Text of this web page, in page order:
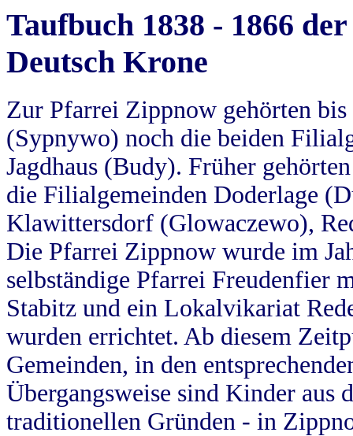
Taufbuch 1838 - 1866
Deutsch Krone
Zur Pfarrei Zippnow gehörten
(Sypnywo) noch die beiden
Jagdhaus (Budy). Früher
die Filialgemeinden Doderlage
Klawittersdorf (Glowaczewo),
Die Pfarrei Zippnow wurde im
selbständige Pfarrei Freudenfier
Stabitz und ein Lokalvikariat
wurden errichtet. Ab diesem
Gemeinden, in den
Übergangsweise sind Kinder aus
traditionellen Gründen - in